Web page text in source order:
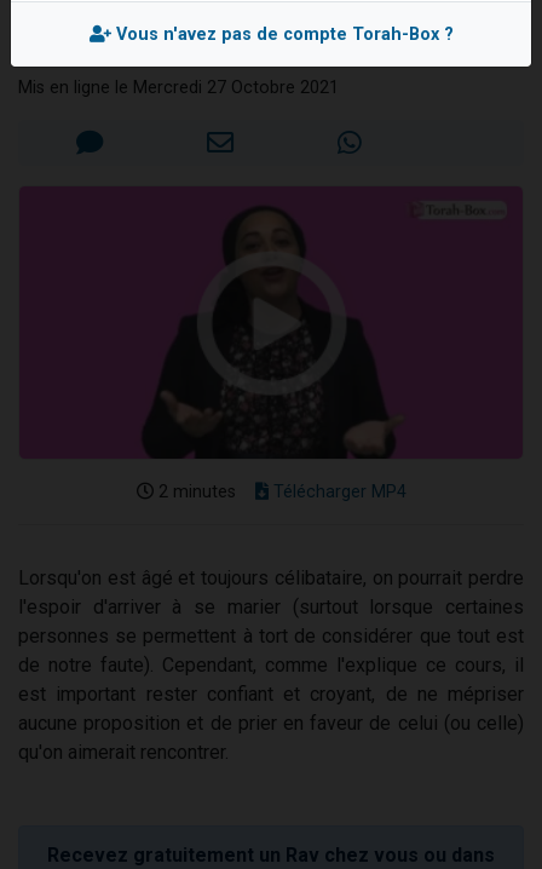
Il reste 49 places pour étudier en groupe sur Zoom
12 nouvelles musiques dans Torah-Box Music
Ra'hel GOBERT
Mis en ligne le Mercredi 27 Octobre 2021
2 minutes Télécharger MP4
Lorsqu'on est âgé et toujours célibataire, on pourrait perdre
l'espoir d'arriver à se marier (surtout lorsque certaines
personnes se permettent à tort de considérer que tout est
de notre faute). Cependant, comme l'explique ce cours, il
est important rester confiant et croyant, de ne mépriser
aucune proposition et de prier en faveur de celui (ou celle)
qu'on aimerait rencontrer.
Recevez gratuitement un Rav chez vous ou dans
Vous n'avez pas de compte Torah-Box ?